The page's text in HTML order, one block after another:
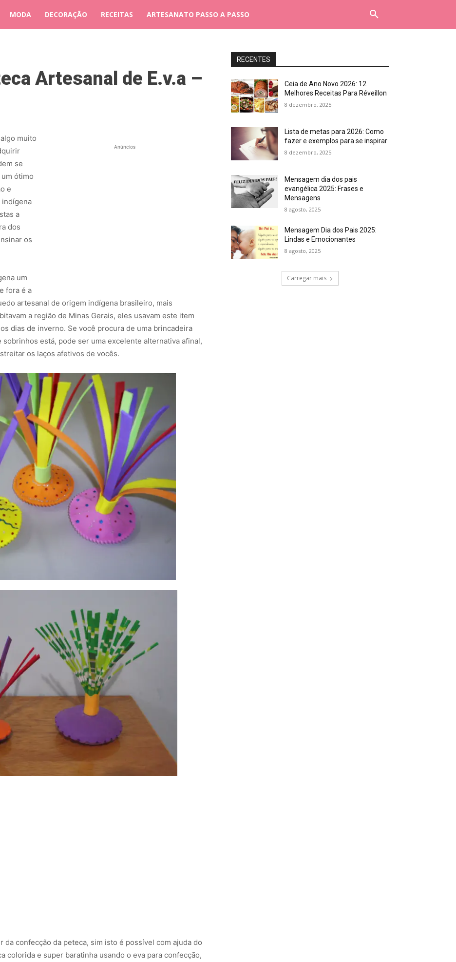
MODA DECORAÇÃO RECEITAS ARTESANATO PASSO A PASSO
Artesanal de E.v.a –
Anúncios
muito
se
ótimo
e
indígena
a
dos
os
um
fora é a
artesanal de origem indígena brasileiro, mais
a região de Minas Gerais, eles usavam este item
dias de inverno. Se você procura de uma brincadeira
está, pode ser uma excelente alternativa afinal,
os laços afetivos de vocês.
da confecção da peteca, sim isto é possível com ajuda do
colorida e super baratinha usando o eva para confecção,
RECENTES
Ceia de Ano Novo 2026: 12
Melhores Receitas Para Réveillon
8 dezembro, 2025
Lista de metas para 2026: Como
fazer e exemplos para se inspirar
8 dezembro, 2025
Mensagem dia dos pais
evangélica 2025: Frases e
Mensagens
8 agosto, 2025
Mensagem Dia dos Pais 2025:
Lindas e Emocionantes
8 agosto, 2025
Carregar mais